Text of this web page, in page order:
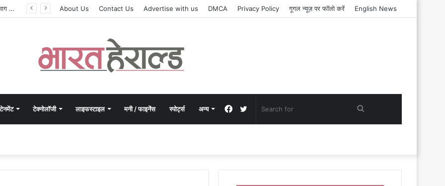
सिलेबस नहीं, दिमाग जीतता है परीक्षा, IIT रुड़की के इस पूर्व छात्र की किताब से बदल रही लाखों अभ्यर्थियों की सोच About Us Contact Us Advertise with us DMCA Privacy Policy गूगल न्यूज़ पर फॉलो करें English News
टेक्नोलॉजी लाइफस्टाइल मनी / फाइनेंस स्पोर्ट्स अन्य Twitter
Facebook